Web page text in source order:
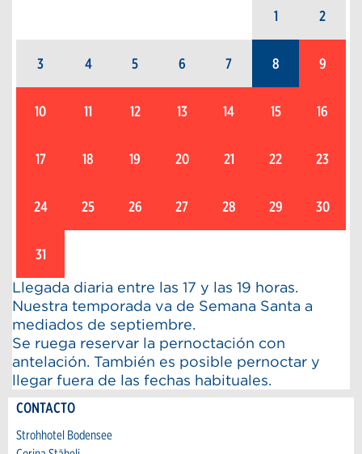
1 2
3 4 5 6 7 8 9
10 11 12 13 14 15 16
17 18 19 20 21 22 23
24 25 26 27 28 29 30
31
Llegada diaria entre las 17 y las 19 horas.
Nuestra temporada va de Semana Santa a
mediados de septiembre.
Se ruega reservar la pernoctación con
antelación. También es posible pernoctar y
llegar fuera de las fechas habituales.
Reclamar por anuncio
Recomiende este anuncio a sus amigos.
CONTACTO
Strohhotel Bodensee